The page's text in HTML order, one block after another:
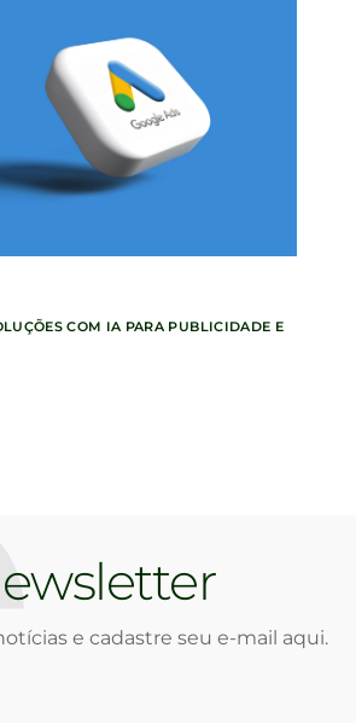
COM IA PARA PUBLICIDADE E
e cadastre seu e-mail aqui.